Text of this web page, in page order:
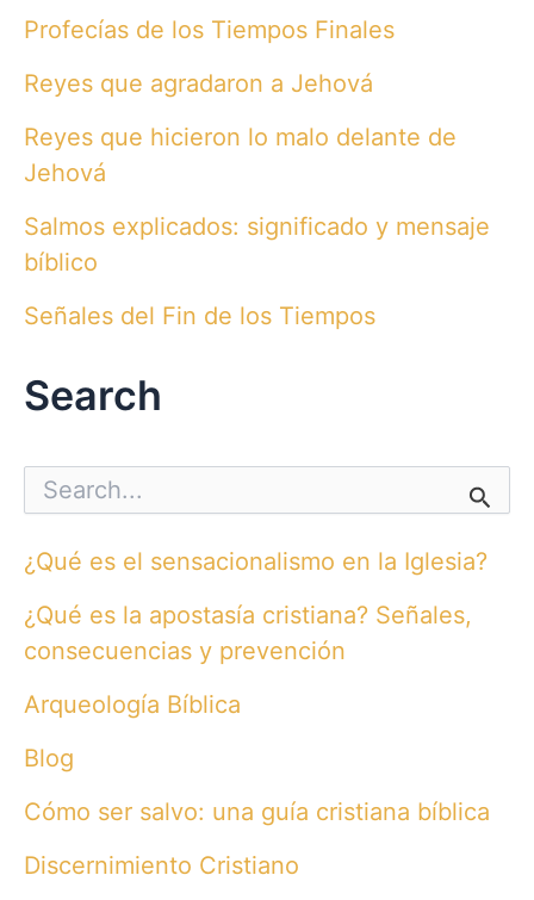
Profecías de los Tiempos Finales
Reyes que agradaron a Jehová
Reyes que hicieron lo malo delante de
Jehová
Salmos explicados: significado y mensaje
bíblico
Señales del Fin de los Tiempos
Search
c
f
o
¿Qué es el sensacionalismo en la Iglesia?
¿Qué es la apostasía cristiana? Señales,
consecuencias y prevención
Arqueología Bíblica
Blog
Cómo ser salvo: una guía cristiana bíblica
Discernimiento Cristiano